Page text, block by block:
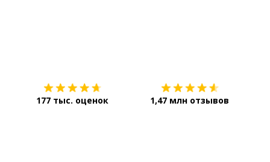
177 тыс. оценок 1,47 млн отзывов